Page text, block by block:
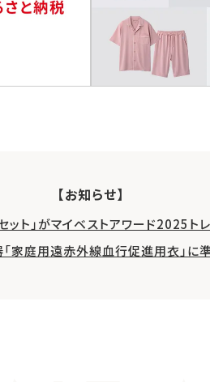
【お知らせ】
ト」がマイベストアワード2025ト
庭用遠赤外線血行促進用衣」に準